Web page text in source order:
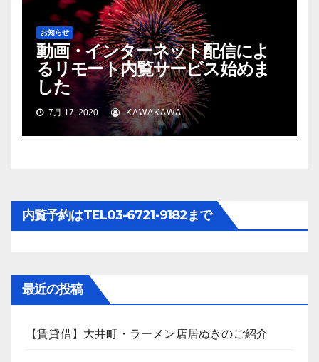
お知らせ
動画・インターネット配信によ
るリモート内覧サービス始めま
した
7月 17, 2020 KAWAKAWA
内覧予約はTEL03-6721-9182まで
最近の投稿
【賃貸借】大井町・ラーメン店居ぬきのご紹介